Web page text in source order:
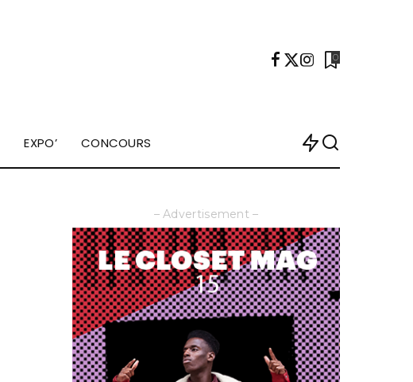
0
EXPO’ CONCOURS
– Advertisement –